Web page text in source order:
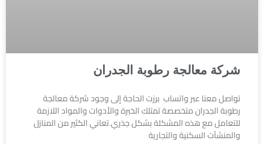
شركة معالجة رطوبة الجدران
تواصل معنا عبر واتساب برزت الحاجة إلى وجود شركة معالجة
رطوبة الجدران متخصصة تمتلك الخبرة والأدوات والمواد اللازمة
للتعامل مع هذه المشكلة بشكل جذري.تعاني الكثير من المنازل
والمنشآت السكنية والتجارية